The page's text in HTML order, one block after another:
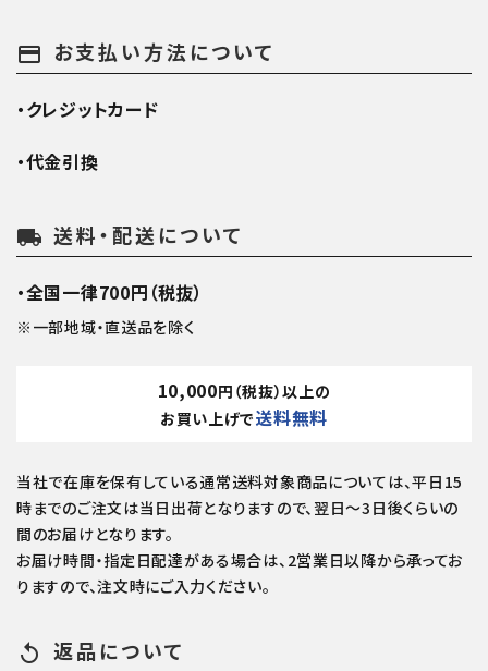
payment お支払い方法について
・クレジットカード
・代金引換
local_shipping 送料・配送について
・全国一律700円（税抜）
※一部地域・直送品を除く
10,000円（税抜）以上の
お買い上げで送料無料
当社で在庫を保有している通常送料対象商品については、平日15
時までのご注文は当日出荷となりますので、翌日～3日後くらいの
間のお届けとなります。
お届け時間・指定日配達がある場合は、2営業日以降から承ってお
りますので、注文時にご入力ください。
replay 返品について